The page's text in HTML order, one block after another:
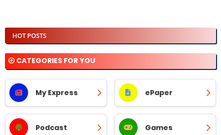
HOT POSTS
⦿ CATEGORIES FOR YOU
My Express ePaper
Podcast Games